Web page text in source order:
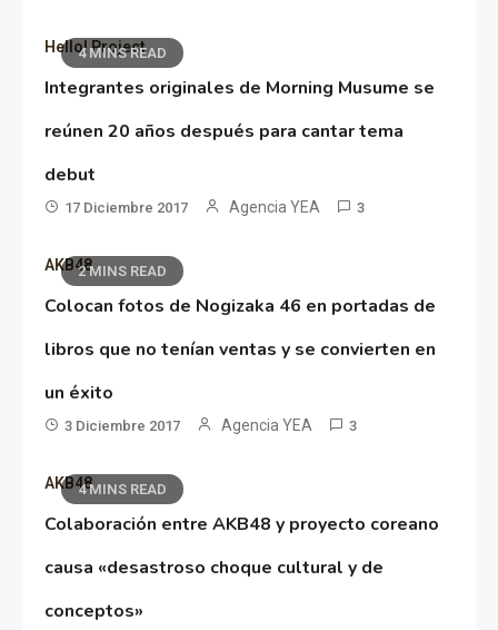
4 MINS READ
Hello! Project
Integrantes originales de Morning Musume se
reúnen 20 años después para cantar tema
debut
17 Diciembre 2017 Agencia YEA 3
2 MINS READ
AKB48
Colocan fotos de Nogizaka 46 en portadas de
libros que no tenían ventas y se convierten en
un éxito
3 Diciembre 2017 Agencia YEA 3
4 MINS READ
AKB48
Colaboración entre AKB48 y proyecto coreano
causa «desastroso choque cultural y de
conceptos»